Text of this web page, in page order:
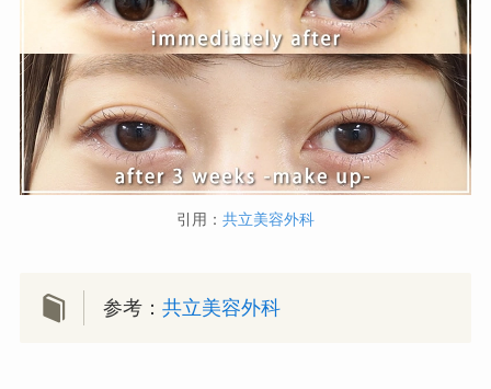
引用： 共立美容外科
参考：共立美容外科